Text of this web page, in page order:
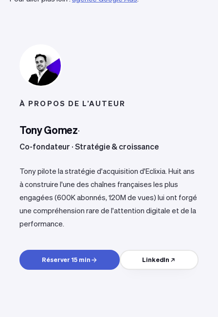
À PROPOS DE L’AUTEUR
Tony Gomez·
Co-fondateur · Stratégie & croissance
Tony pilote la stratégie d'acquisition d'Eclixia. Huit ans
à construire l'une des chaînes françaises les plus
engagées (600K abonnés, 120M de vues) lui ont forgé
une compréhension rare de l'attention digitale et de la
performance.
Réserver 15 min LinkedIn